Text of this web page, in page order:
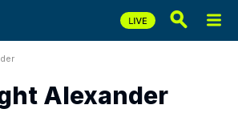
Alexander